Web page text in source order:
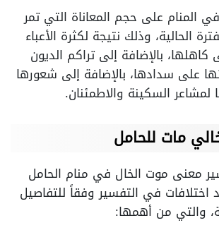
المنام على حجم المعاناة التي تمر
الحالية، وذلك نتيجة لكثرة الأعباء
بالإضافة إلى تراكم الديون
على سدادها، بالإضافة إلى شعورها
لمشاعر السكينة والاطمئنان.
مات للحامل
معنى موت الخال في منام الحامل
في التفسير وفقاً للتفاصيل
والتي من أهمها: